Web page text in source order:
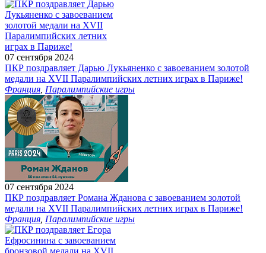
07 сентября 2024
ПКР поздравляет Дарью Лукьяненко с завоеванием золотой
медали на XVII Паралимпийских летних играх в Париже!
Франция Паралимпийские игры
07 сентября 2024
ПКР поздравляет Романа Жданова с завоеванием золотой
медали на XVII Паралимпийских летних играх в Париже!
Франция Паралимпийские игры